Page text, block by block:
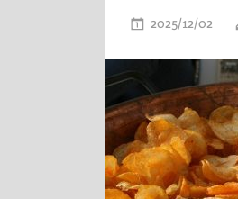
2025/12/02